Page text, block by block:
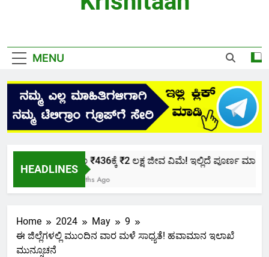
MENU
HEADLINES
ಕೇವಲ ₹436ಕ್ಕೆ ₹2 ಲಕ್ಷ ಜೀವ ವಿಮೆ! ಇಲ್ಲಿದೆ ಪೂರ್ಣ ಮಾಹಿತಿ.
2 Months Ago
Home 2024 May
9
ಈ ಜಿಲ್ಲೆಗಳಲ್ಲಿ ಮುಂದಿನ ವಾರ ಮಳೆ ಸಾಧ್ಯತೆ! ಹವಾಮಾನ ಇಲಾಖೆ
ಮುನ್ಸೂಚನೆ